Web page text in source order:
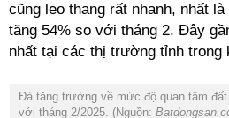
cũng leo thang rất nhanh, nhất
tăng 54% so với tháng 2. Đây
nhất tại các thị trường tỉnh trong
Đà tăng trưởng về mức độ quan tâm
với tháng 2/2025. (Nguồn: